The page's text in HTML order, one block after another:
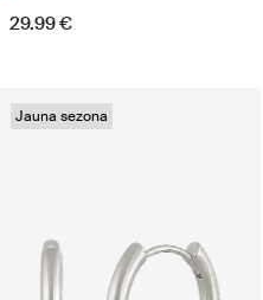
29.99 €
Jauna sezona